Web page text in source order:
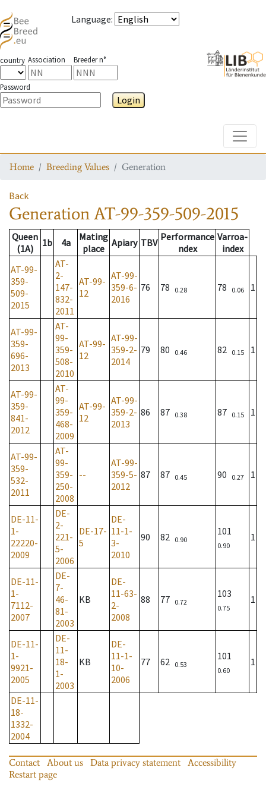
Language:
country Association Breeder n°
Password
Login
Home Breeding Values Generation
Back
GenerationAT-99-359-509-2015
Queen
(1A)
1b 4a
Mating
place Apiary TBV Performance
ndex
Varroa-
index
AT-99-
359-
509-
2015
AT-
2-
147-
832-
2011
AT-99-
12
AT-99-
359-6-
2016
76 78 0.28 78 0.06 1
AT-99-
359-
696-
2013
AT-
99-
359-
508-
2010
AT-99-
12
AT-99-
359-2-
2014
79 80 0.46 82 0.15 1
AT-99-
359-
841-
2012
AT-
99-
359-
468-
2009
AT-99-
12
AT-99-
359-2-
2013
86 87 0.38 87 0.15 1
AT-99-
359-
532-
2011
AT-
99-
359-
250-
2008
--
AT-99-
359-5-
2012
87 87 0.45 90 0.27 1
DE-11-
1-
22220-
2009
DE-
2-
221-
5-
2006
DE-17-
5
DE-
11-1-
3-
2010
90 82 0.90
101
0.90
1
DE-11-
1-
7112-
2007
DE-
7-
46-
81-
2003
KB
DE-
11-63-
2-
2008
88 77 0.72
103
0.75
1
DE-11-
1-
9921-
2005
DE-
11-
18-
1-
2003
KB
DE-
11-1-
10-
2006
77 62 0.53
101
0.60
1
DE-11-
18-
1332-
2004
Contact About us Data privacy statement
Accessibility
Restart page